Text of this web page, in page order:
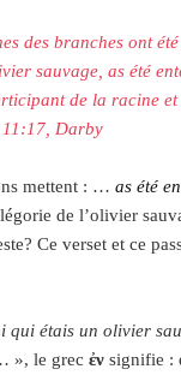
des branches ont
sauvage, as été
de la racine
11:17, Darby
mettent : …as été
de l’olivier
Ce verset et ce
qui étais un olivier
», le grecἐνsignifie :